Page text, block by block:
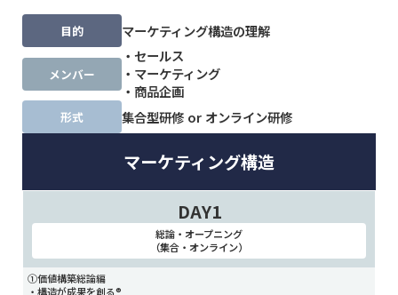
目的 マーケティング構造の理解
メンバー
・セールス
・マーケティング
・商品企画
形式 集合型研修 or オンライン研修
マーケティング構造
DAY1
総論・オープニング
（集合・オンライン）
①価値構築総論編
・構造が成果を創る®️